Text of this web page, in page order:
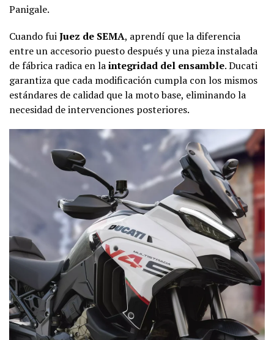
Panigale.
Cuando fuiJuez de SEMA, aprendí que la diferencia
entre un accesorio puesto después y una pieza instalada
de fábrica radica en laintegridad del ensamble. Ducati
garantiza que cada modificación cumpla con los mismos
estándares de calidad que la moto base, eliminando la
necesidad de intervenciones posteriores.